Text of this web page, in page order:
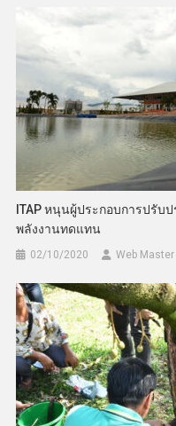
ITAP หนุนผู้ประกอบการปรับ
พลังงานทดแทน
02/10/2020 Web Master